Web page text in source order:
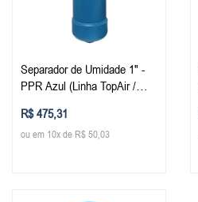
Separador de Umidade 1" -
PPR Azul (Linha TopAir /
R$ 475,31
ou em 10x de R$ 50,03